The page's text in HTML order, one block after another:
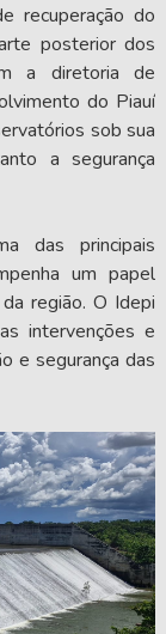
recuperação do
posterior dos
a diretoria de
do Piauí
sob sua
a segurança
das principais
um papel
região. O Idepi
intervenções e
e segurança das